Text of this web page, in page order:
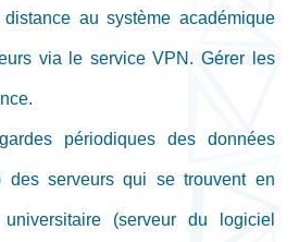
au système académique
via le service VPN. Gérer les
périodiques des données
des serveurs qui se trouvent en
(serveur du logiciel